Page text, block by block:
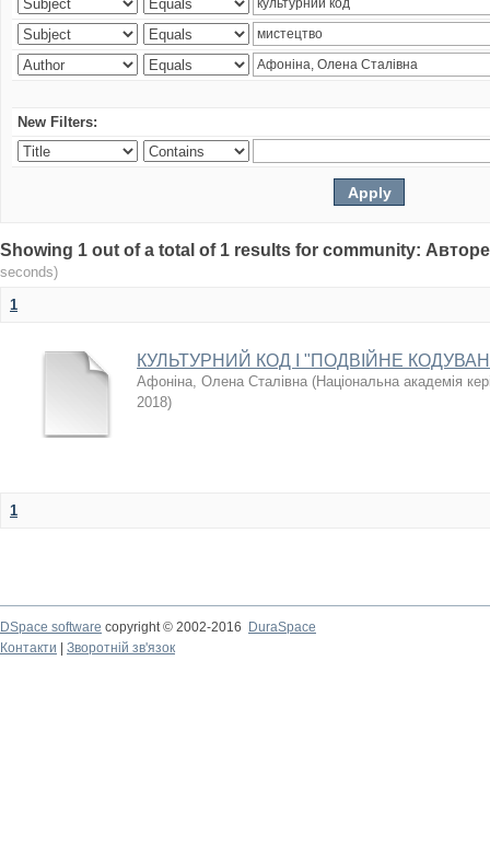
New Filters:
Showing 1 out of a total of 1 results for community:
seconds)
1
КУЛЬТУРНИЙ КОД І "ПОДВІЙНЕ
Афоніна, Олена Сталівна (Національна академія
2018)
1
DSpace software copyright © 2002-2016
DuraSpace
Контакти
Зворотній зв'язок